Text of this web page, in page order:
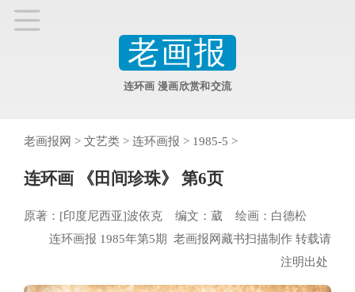
老画报
连环画 漫画欣赏和交流
老画报网 > 文艺类 > 连环画报 > 1985-5 >
连环画 《田间珍珠》 第6页
原著：[印度尼西亚]波依克 编文：葳 绘画：白德松
连环画报 1985年第5期 老画报网藏书扫描制作 转载请
注明出处